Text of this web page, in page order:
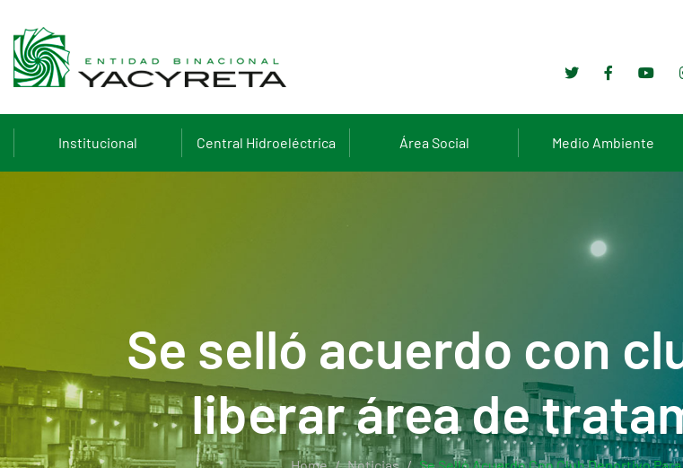
Institucional Central Hidroeléctrica Área Social Medio Ambiente
Se selló acuerdo con
liberar área de